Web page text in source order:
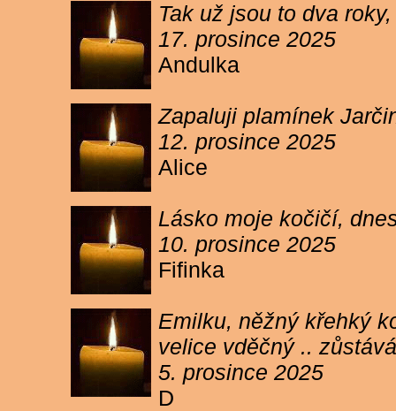
Tak už jsou to dva
17. prosince 2025
Andulka
Zapaluji plamínek
12. prosince 2025
Alice
Lásko moje kočičí,
10. prosince 2025
Fifinka
Emilku, něžný křehký
velice vděčný ..
5. prosince 2025
D